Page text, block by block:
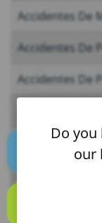
Accidentes De
Accidentes De
Accidentes De
Accidentes
Accidentes En
Do
our